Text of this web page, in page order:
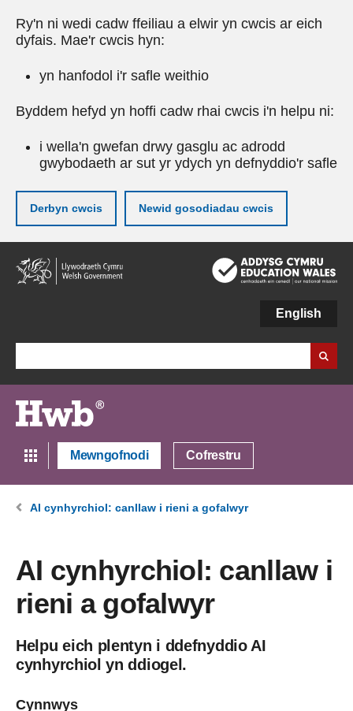
Ry'n ni wedi cadw ffeiliau a elwir yn cwcis ar eich
dyfais. Mae'r cwcis hyn:
yn hanfodol i'r safle weithio
Byddem hefyd yn hoffi cadw rhai cwcis i'n helpu ni:
i wella'n gwefan drwy gasglu ac adrodd
gwybodaeth ar sut yr ydych yn defnyddio'r safle
Derbyn cwcis Newid gosodiadau cwcis
Neidio
i'r
prif
English
Mewngofnodi Cofrestru
AI cynhyrchiol: canllaw i rieni a gofalwyr
AI cynhyrchiol: canllaw i
rieni a gofalwyr
Helpu eich plentyn i ddefnyddio AI
cynhyrchiol yn ddiogel.
Cynnwys